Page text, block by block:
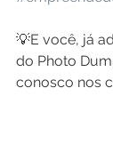
💡E você, já
do Photo
conosco nos